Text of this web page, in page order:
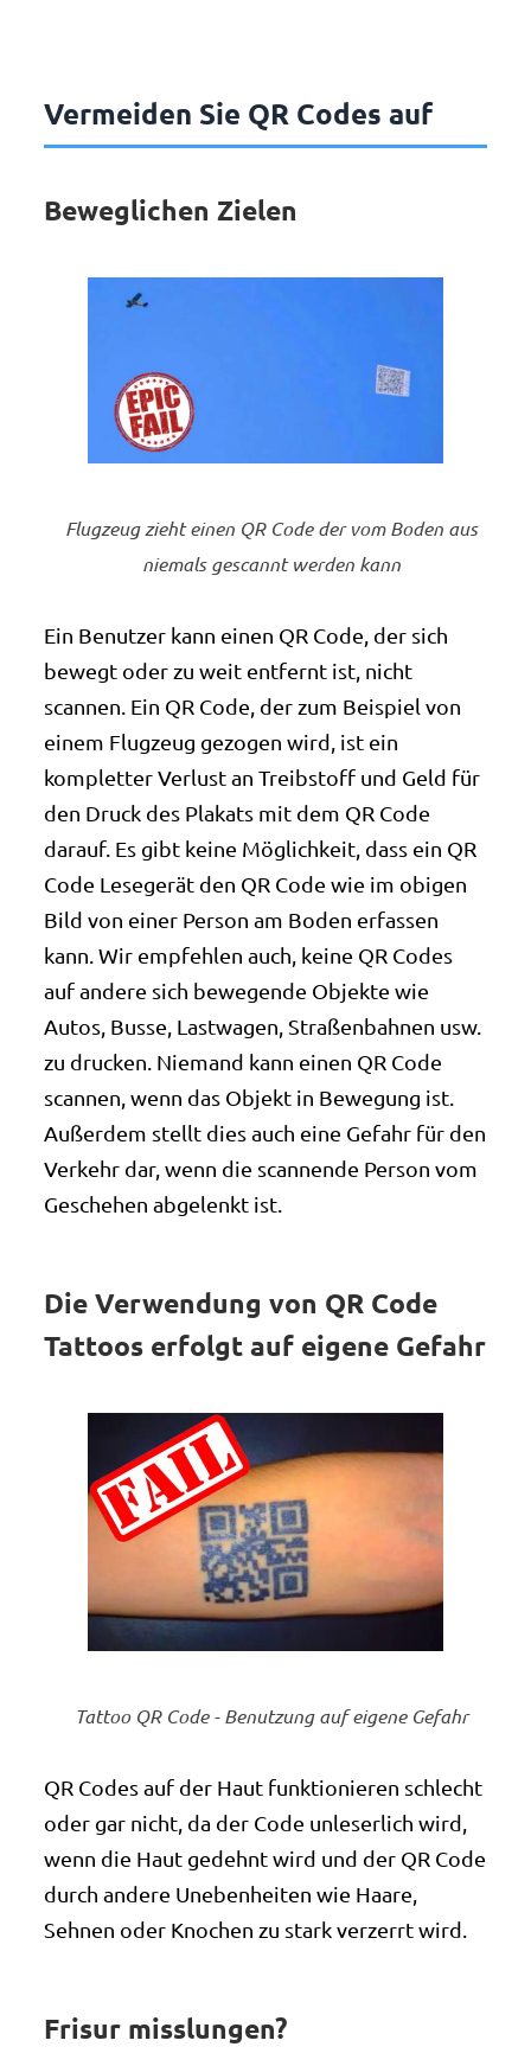
Vermeiden Sie QR Codes auf
Beweglichen Zielen
Flugzeug zieht einen QR Code der vom Boden aus
niemals gescannt werden kann
Ein Benutzer kann einen QR Code, der sich
bewegt oder zu weit entfernt ist, nicht
scannen. Ein QR Code, der zum Beispiel von
einem Flugzeug gezogen wird, ist ein
kompletter Verlust an Treibstoff und Geld für
den Druck des Plakats mit dem QR Code
darauf. Es gibt keine Möglichkeit, dass ein QR
Code Lesegerät den QR Code wie im obigen
Bild von einer Person am Boden erfassen
kann. Wir empfehlen auch, keine QR Codes
auf andere sich bewegende Objekte wie
Autos, Busse, Lastwagen, Straßenbahnen usw.
zu drucken. Niemand kann einen QR Code
scannen, wenn das Objekt in Bewegung ist.
Außerdem stellt dies auch eine Gefahr für den
Verkehr dar, wenn die scannende Person vom
Geschehen abgelenkt ist.
Die Verwendung von QR Code
Tattoos erfolgt auf eigene Gefahr
Tattoo QR Code - Benutzung auf eigene Gefahr
QR Codes auf der Haut funktionieren schlecht
oder gar nicht, da der Code unleserlich wird,
wenn die Haut gedehnt wird und der QR Code
durch andere Unebenheiten wie Haare,
Sehnen oder Knochen zu stark verzerrt wird.
Frisur misslungen?